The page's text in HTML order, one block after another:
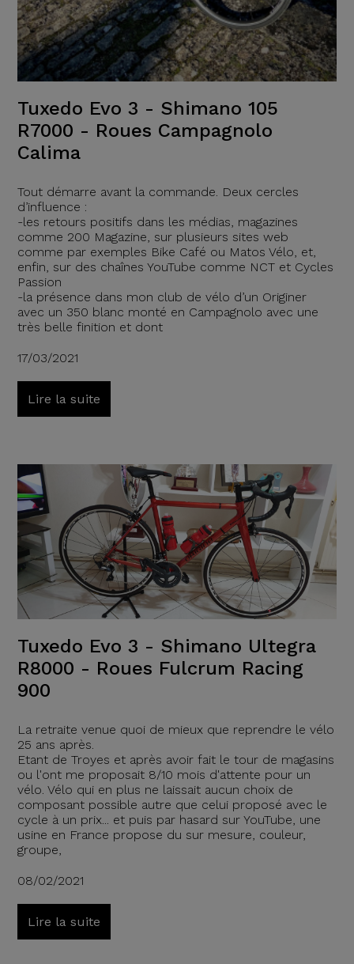
Tuxedo Evo 3 - Shimano 105
R7000 - Roues Campagnolo
Calima
Tout démarre avant la commande. Deux cercles
d’influence :
-les retours positifs dans les médias, magazines
comme 200 Magazine, sur plusieurs sites web
comme par exemples Bike Café ou Matos Vélo, et,
enfin, sur des chaînes YouTube comme NCT et Cycles
Passion
-la présence dans mon club de vélo d’un Originer
avec un 350 blanc monté en Campagnolo avec une
très belle finition et dont
17/03/2021
Lire la suite
Tuxedo Evo 3 - Shimano Ultegra
R8000 - Roues Fulcrum Racing
900
La retraite venue quoi de mieux que reprendre le vélo
25 ans après.
Etant de Troyes et après avoir fait le tour de magasins
ou l'ont me proposait 8/10 mois d'attente pour un
vélo. Vélo qui en plus ne laissait aucun choix de
composant possible autre que celui proposé avec le
cycle à un prix... et puis par hasard sur YouTube, une
usine en France propose du sur mesure, couleur,
groupe,
08/02/2021
Lire la suite